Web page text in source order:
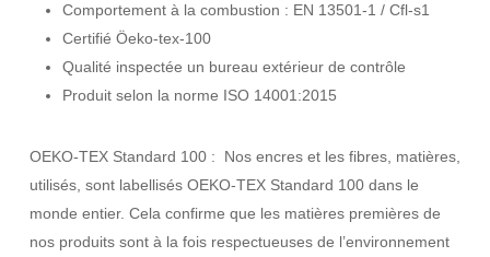
Comportement à la combustion : EN 13501-1 / Cfl-s1
Certifié Öeko-tex-100
Qualité inspectée un bureau extérieur de contrôle
Produit selon la norme ISO 14001:2015
OEKO-TEX Standard 100 : Nos encres et les fibres, matières,
utilisés, sont labellisés OEKO-TEX Standard 100 dans le
monde entier. Cela confirme que les matières premières de
nos produits sont à la fois respectueuses de l’environnement